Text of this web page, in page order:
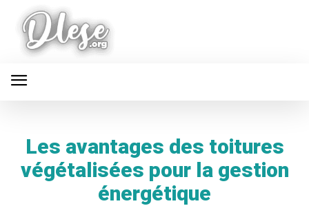
Les avantages des toitures
végétalisées pour la gestion
énergétique